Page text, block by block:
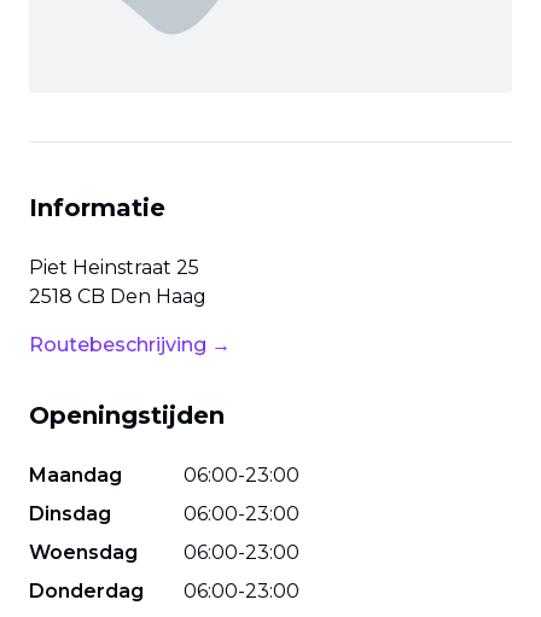
Informatie
Piet Heinstraat 25
2518 CB Den Haag
Routebeschrijving →
Openingstijden
Maandag 06:00-23:00
Dinsdag
06:00-23:00
Woensdag
06:00-23:00
Donderdag
06:00-23:00